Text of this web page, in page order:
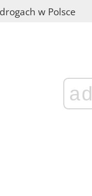
w Polsce
ad